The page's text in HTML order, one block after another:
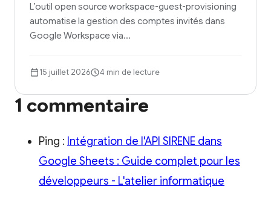
L’outil open source workspace-guest-provisioning
automatise la gestion des comptes invités dans
Google Workspace via…
15 juillet 2026 4 min de lecture
1 commentaire
Ping : Intégration de l'API SIRENE dans
Google Sheets : Guide complet pour les
développeurs - L'atelier informatique